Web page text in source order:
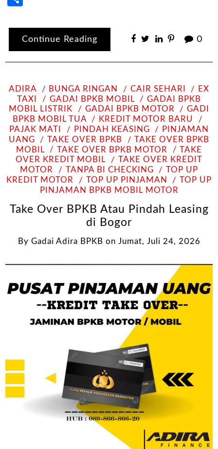
Continue Reading 0
ADIRA BUNGA RINGAN CAIR SEHARI
EX
TAXI
GADAI BPKB MOBIL
GADAI BPKB
MOBIL LISTRIK
GADAI BPKB MOTOR
GADI
BPKB MOBIL TUA
KREDIT MOTOR BARU
PAJAK MATI
PINDAH KEASING
PINJAMAN
UANG
TAKE OVER BPKB
TAKE OVER BPKB
MOBIL
TAKE OVER BPKB MOTOR
TAKE
OVER KREDIT MOBIL
TAKE OVER KREDIT
MOTOR
TANPA BI CHECKING
TOP UP
KREDIT MOTOR
TOP UP PINJAMAN
TOP UP
PINJAMAN BPKB MOBIL MOTOR
Take Over BPKB Atau Pindah Leasing
di Bogor
By Gadai Adira BPKB on Jumat, Juli 24, 2026